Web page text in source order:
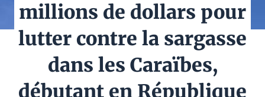
millions de dollars pour
lutter contre la sargasse
dans les Caraïbes,
débutant en République